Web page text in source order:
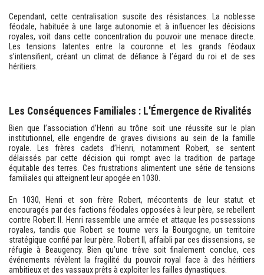
Cependant, cette centralisation suscite des résistances. La noblesse
féodale, habituée à une large autonomie et à influencer les décisions
royales, voit dans cette concentration du pouvoir une menace directe.
Les tensions latentes entre la couronne et les grands féodaux
s’intensifient, créant un climat de défiance à l’égard du roi et de ses
héritiers.
Les Conséquences Familiales : L'Émergence de Rivalités
Bien que l’association d’Henri au trône soit une réussite sur le plan
institutionnel, elle engendre de graves divisions au sein de la famille
royale. Les frères cadets d’Henri, notamment Robert, se sentent
délaissés par cette décision qui rompt avec la tradition de partage
équitable des terres. Ces frustrations alimentent une série de tensions
familiales qui atteignent leur apogée en 1030.
En 1030, Henri et son frère Robert, mécontents de leur statut et
encouragés par des factions féodales opposées à leur père, se rebellent
contre Robert II. Henri rassemble une armée et attaque les possessions
royales, tandis que Robert se tourne vers la Bourgogne, un territoire
stratégique confié par leur père. Robert II, affaibli par ces dissensions, se
réfugie à Beaugency. Bien qu’une trêve soit finalement conclue, ces
événements révèlent la fragilité du pouvoir royal face à des héritiers
ambitieux et des vassaux prêts à exploiter les failles dynastiques.